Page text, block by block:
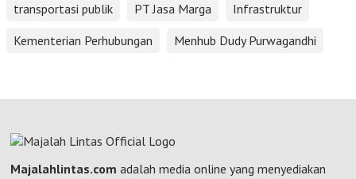
transportasi publik
PT Jasa Marga
Infrastruktur
Kementerian Perhubungan
Menhub Dudy Purwagandhi
Majalahlintas.com adalah media online yang menyediakan